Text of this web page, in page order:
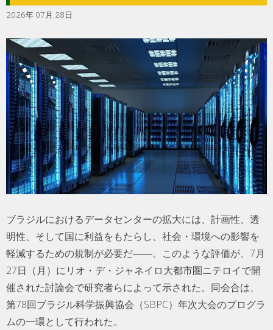
2026年 07月 28日
ブラジルにおけるデータセンターの拡大には、計画性、透
明性、そして国に利益をもたらし、社会・環境への影響を
軽減するための規制が必要だ――。このような評価が、7月
27日（月）にリオ・デ・ジャネイロ大都市圏ニテロイで開
催された討論会で研究者らによって示された。同会合は、
第78回ブラジル科学振興協会（SBPC）年次大会のプログラ
ムの一環として行われた。